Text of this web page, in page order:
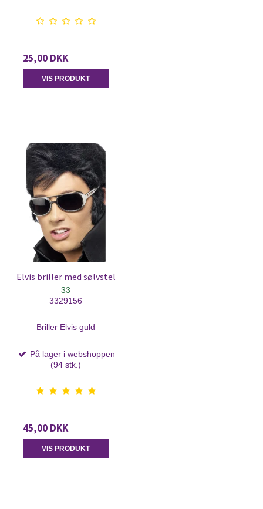
25,00 DKK
VIS PRODUKT
Elvis briller med sølvstel
33
3329156
Briller Elvis guld
På lager i webshoppen
(94 stk.)
45,00 DKK
VIS PRODUKT